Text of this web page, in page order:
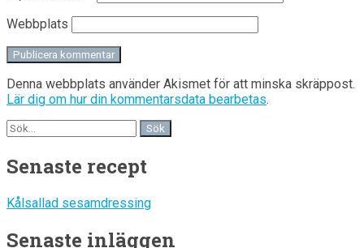
Webbplats
Denna webbplats använder Akismet för att minska skräppost.
Lär dig om hur din kommentarsdata bearbetas.
Senaste recept
Kålsallad sesamdressing
Senaste inläggen